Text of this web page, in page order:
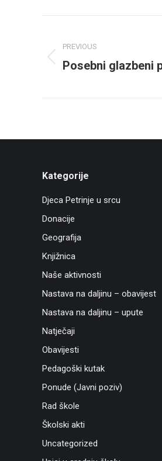
navigation
PREVIOUS
Previous
Posebni glazbeni
Kategorije
Djeca Petrinje u srcu
Donacije
Geografija
Knjižnica
Naše aktivnosti
Nastava na daljinu – obavijest
Nastava na daljinu – upute
Natječaji
Obavijesti
Pedagoški kutak
Ponude (Javni poziv)
Rad škole
Školski akti
Uncategorized